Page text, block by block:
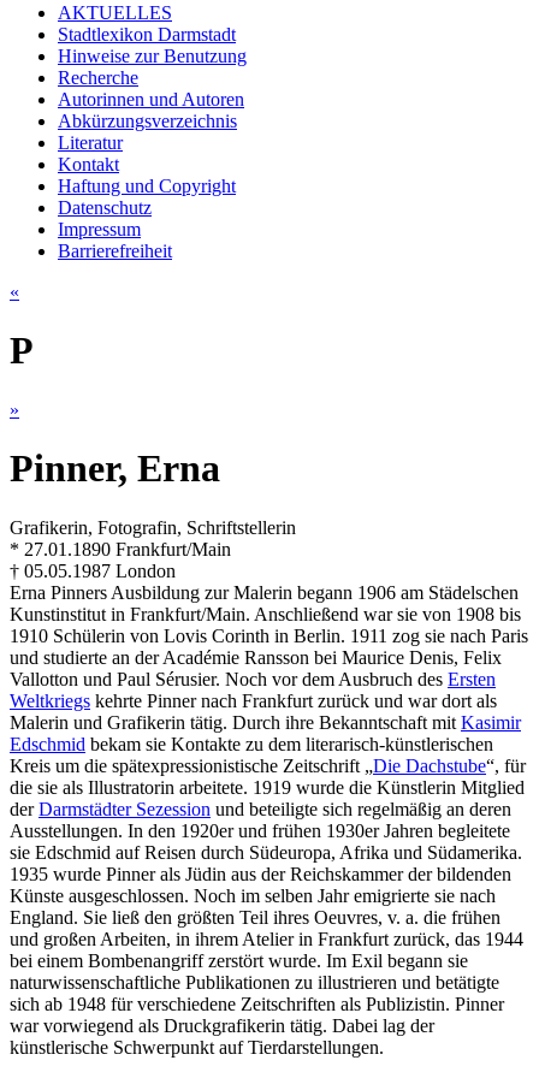
AKTUELLES
Stadtlexikon Darmstadt
Hinweise zur Benutzung
Recherche
Autorinnen und Autoren
Abkürzungsverzeichnis
Literatur
Kontakt
Haftung und Copyright
Datenschutz
Impressum
Barrierefreiheit
«
P
»
Pinner, Erna
Grafikerin, Fotografin, Schriftstellerin
* 27.01.1890 Frankfurt/Main
† 05.05.1987 London
Erna Pinners Ausbildung zur Malerin begann 1906 am Städelschen
Kunstinstitut in Frankfurt/Main. Anschließend war sie von 1908 bis
1910 Schülerin von Lovis Corinth in Berlin. 1911 zog sie nach Paris
und studierte an der Académie Ransson bei Maurice Denis, Felix
Vallotton und Paul Sérusier. Noch vor dem Ausbruch des Ersten
Weltkriegs kehrte Pinner nach Frankfurt zurück und war dort als
Malerin und Grafikerin tätig. Durch ihre Bekanntschaft mit Kasimir
Edschmid bekam sie Kontakte zu dem literarisch-künstlerischen
Kreis um die spätexpressionistische Zeitschrift „Die Dachstube“, für
die sie als Illustratorin arbeitete. 1919 wurde die Künstlerin Mitglied
derDarmstädter Sezession und beteiligte sich regelmäßig an deren
Ausstellungen. In den 1920er und frühen 1930er Jahren begleitete
sie Edschmid auf Reisen durch Südeuropa, Afrika und Südamerika.
1935 wurde Pinner als Jüdin aus der Reichskammer der bildenden
Künste ausgeschlossen. Noch im selben Jahr emigrierte sie nach
England. Sie ließ den größten Teil ihres Oeuvres, v. a. die frühen
und großen Arbeiten, in ihrem Atelier in Frankfurt zurück, das 1944
bei einem Bombenangriff zerstört wurde. Im Exil begann sie
naturwissenschaftliche Publikationen zu illustrieren und betätigte
sich ab 1948 für verschiedene Zeitschriften als Publizistin. Pinner
war vorwiegend als Druckgrafikerin tätig. Dabei lag der
künstlerische Schwerpunkt auf Tierdarstellungen.